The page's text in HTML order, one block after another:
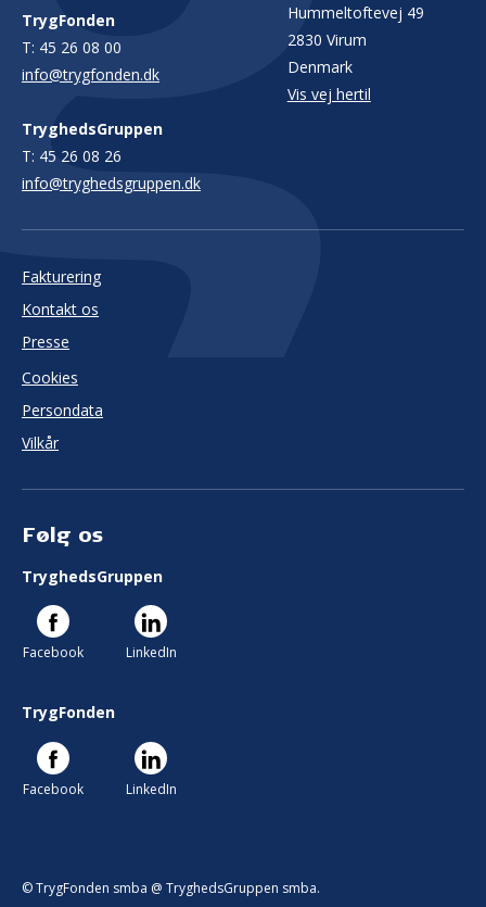
TrygFonden
T: 45 26 08 00
info@trygfonden.dk
TryghedsGruppen
T: 45 26 08 26
info@tryghedsgruppen.dk
Hummeltoftevej 49
2830 Virum
Denmark
Vis vej hertil
Fakturering
Kontakt os
Presse
Cookies
Persondata
Vilkår
Følg os
TryghedsGruppen
Facebook LinkedIn
TrygFonden
Facebook LinkedIn
© TrygFonden smba @ TryghedsGruppen smba.